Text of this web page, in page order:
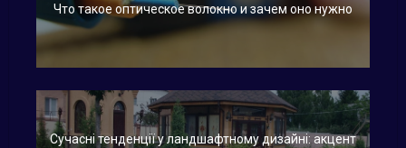
Что такое оптическое волокно и зачем оно нужно
Сучасні тенденції у ландшафтному дизайні: акцент